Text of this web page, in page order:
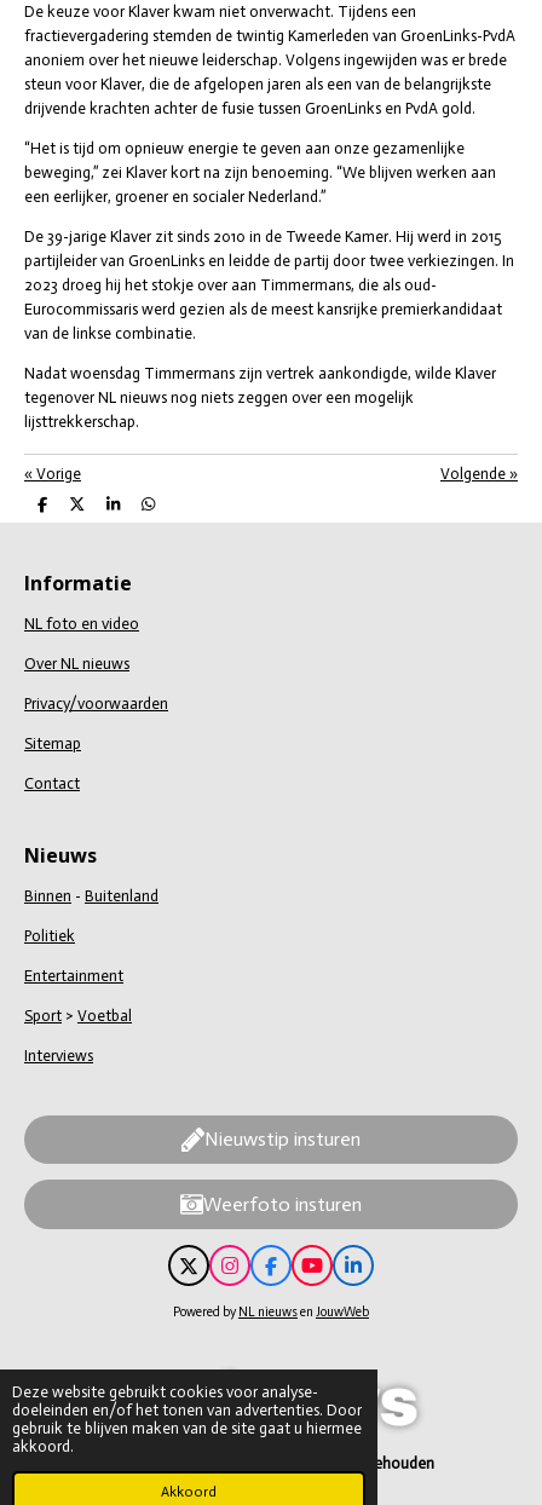
Deze website gebruikt cookies voor analyse-
doeleinden en/of het tonen van advertenties. Door
gebruik te blijven maken van de site gaat u hiermee
akkoord.
Akkoord
De keuze voor Klaver kwam niet onverwacht. Tijdens een
fractievergadering stemden de twintig Kamerleden van GroenLinks-PvdA
anoniem over het nieuwe leiderschap. Volgens ingewijden was er brede
steun voor Klaver, die de afgelopen jaren als een van de belangrijkste
drijvende krachten achter de fusie tussen GroenLinks en PvdA gold.
“Het is tijd om opnieuw energie te geven aan onze gezamenlijke
beweging,” zei Klaver kort na zijn benoeming. “We blijven werken aan
een eerlijker, groener en socialer Nederland.”
De 39-jarige Klaver zit sinds 2010 in de Tweede Kamer. Hij werd in 2015
partijleider van GroenLinks en leidde de partij door twee verkiezingen. In
2023 droeg hij het stokje over aan Timmermans, die als oud-
Eurocommissaris werd gezien als de meest kansrijke premierkandidaat
van de linkse combinatie.
Nadat woensdag Timmermans zijn vertrek aankondigde, wilde Klaver
tegenover NL nieuws nog niets zeggen over een mogelijk
lijsttrekkerschap.
« Vorige Volgende »
D
e
n
D
e
S
h
e
D
e
Informatie
NL foto en video
Over NL nieuws
Privacy/voorwaarden
Sitemap
Contact
Nieuws
Binnen - Buitenland
Politiek
Entertainment
Sport > Voetbal
Interviews
Nieuwstip insturen
Weerfoto insturen
X
I
n
s
a
m
F
a
c
k
Y
o
u
L
i
n
Powered byNL nieuwsen JouwWeb
© 2026 NL nieuws – alle rechten voorbehouden